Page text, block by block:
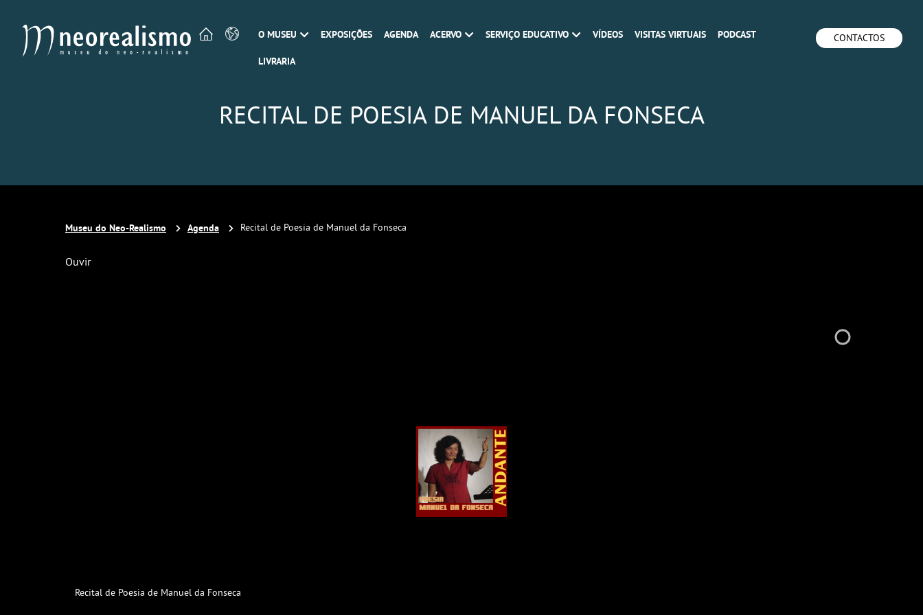
O MUSEU EXPOSIÇÕES AGENDA ACERVO SERVIÇO EDUCATIVO VÍDEOS VISITAS VIRTUAIS PODCAST
LIVRARIA
CONTACTOS
RECITAL DE POESIA DE MANUEL DA FONSECA
Museu do Neo-Realismo Agenda Recital de Poesia de Manuel da Fonseca
Ouvir
Recital de Poesia de Manuel da Fonseca